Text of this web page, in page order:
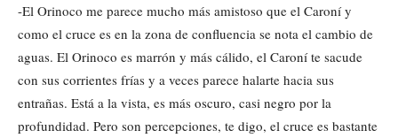
-El Orinoco me parece mucho más amistoso que el Caroní y
como el cruce es en la zona de confluencia se nota el cambio de
aguas. El Orinoco es marrón y más cálido, el Caroní te sacude
con sus corrientes frías y a veces parece halarte hacia sus
entrañas. Está a la vista, es más oscuro, casi negro por la
profundidad. Pero son percepciones, te digo, el cruce es bastante